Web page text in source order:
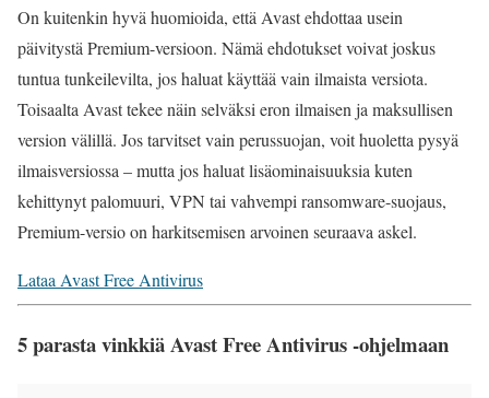
On kuitenkin hyvä huomioida, että Avast ehdottaa usein
päivitystä Premium-versioon. Nämä ehdotukset voivat joskus
tuntua tunkeilevilta, jos haluat käyttää vain ilmaista versiota.
Toisaalta Avast tekee näin selväksi eron ilmaisen ja maksullisen
version välillä. Jos tarvitset vain perussuojan, voit huoletta pysyä
ilmaisversiossa – mutta jos haluat lisäominaisuuksia kuten
kehittynyt palomuuri, VPN tai vahvempi ransomware-suojaus,
Premium-versio on harkitsemisen arvoinen seuraava askel.
Lataa Avast Free Antivirus
5 parasta vinkkiä Avast Free Antivirus -ohjelmaan